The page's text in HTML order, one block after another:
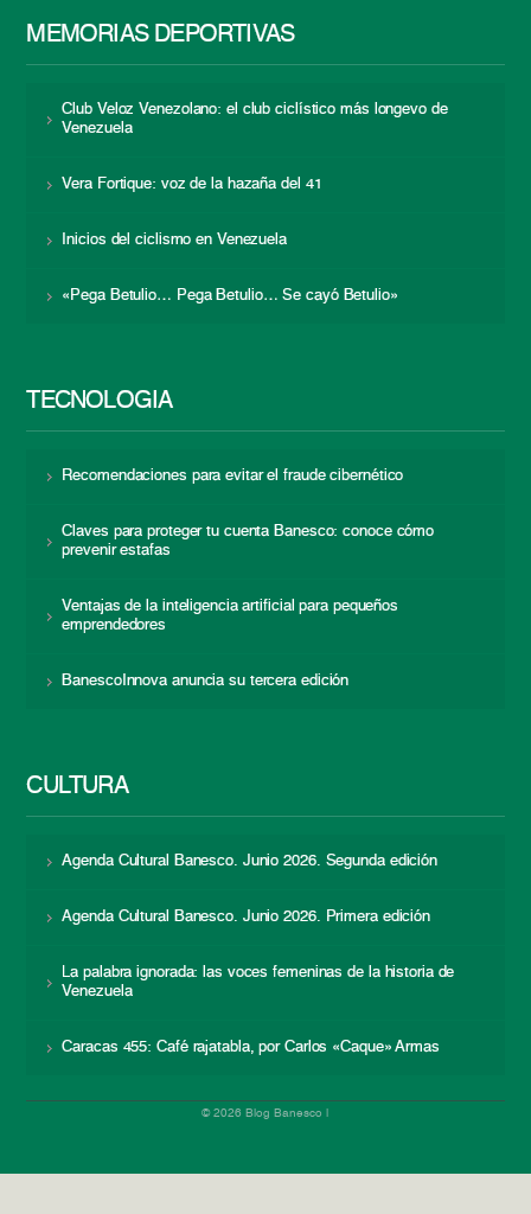
MEMORIAS DEPORTIVAS
Club Veloz Venezolano: el club ciclístico más longevo de
Venezuela
Vera Fortique: voz de la hazaña del 41
Inicios del ciclismo en Venezuela
«Pega Betulio… Pega Betulio… Se cayó Betulio»
TECNOLOGÍA
Recomendaciones para evitar el fraude cibernético
Claves para proteger tu cuenta Banesco: conoce cómo
prevenir estafas
Ventajas de la inteligencia artificial para pequeños
emprendedores
BanescoInnova anuncia su tercera edición
CULTURA
Agenda Cultural Banesco. Junio 2026. Segunda edición
Agenda Cultural Banesco. Junio 2026. Primera edición
La palabra ignorada: las voces femeninas de la historia de
Venezuela
Caracas 455: Café rajatabla, por Carlos «Caque» Armas
© 2026 Blog Banesco |